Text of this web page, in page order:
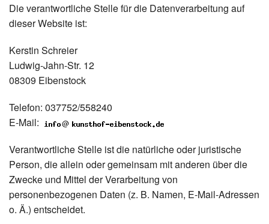
Die verantwortliche Stelle für die Datenverarbeitung auf
dieser Website ist:
Kerstin Schreier
Ludwig-Jahn-Str. 12
08309 Eibenstock
Telefon: 037752/558240
E-Mail:
@
Verantwortliche Stelle ist die natürliche oder juristische
Person, die allein oder gemeinsam mit anderen über die
Zwecke und Mittel der Verarbeitung von
personenbezogenen Daten (z. B. Namen, E-Mail-Adressen
o. Ä.) entscheidet.